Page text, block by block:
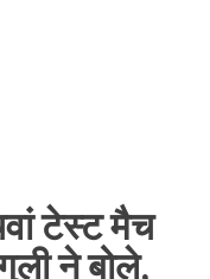
टेस्ट मैच
ने बोले,